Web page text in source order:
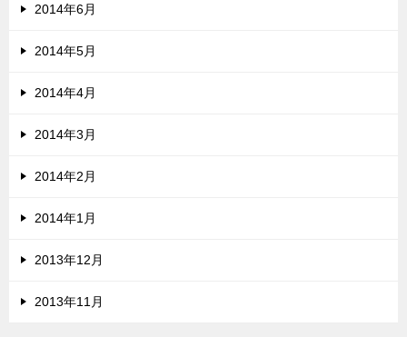
2014年6月
2014年5月
2014年4月
2014年3月
2014年2月
2014年1月
2013年12月
2013年11月